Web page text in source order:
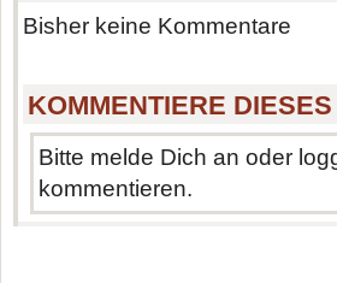
Bisher keine Kommentare
KOMMENTIERE
Bitte melde Dich an oder
kommentieren.